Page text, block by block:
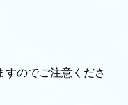
のでご注意くださ